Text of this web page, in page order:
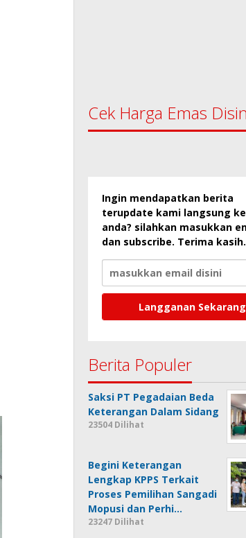
Cek Harga Emas
Ingin mendapatkan berita
terupdate kami langsung
anda? silahkan masukkan
dan subscribe. Terima kasih.
Berita Populer
Saksi PT Pegadaian Beda
Keterangan Dalam Sidang
23504 Dilihat
Begini Keterangan
Lengkap KPPS Terkait
Proses Pemilihan Sangadi
Mopusi dan Perhi…
23247 Dilihat